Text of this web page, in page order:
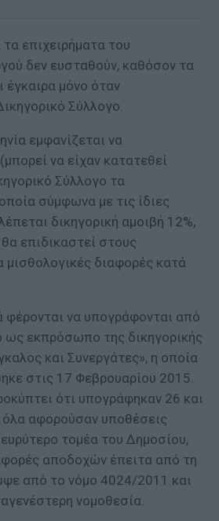
επιχειρήματα του
δεν ευσταθούν, καθόσον τα
έγκαιρα μόνο όταν
Σύλλογο.
εμφανίζεται να
να είχαν κατατεθεί
Σύλλογο τα
σύμφωνα με τις ίδιες
δικηγορική αμοιβή 12%,
επιδικαστεί στους
μισθολογικές διαφορές κατά
να υπογράφονται από
ως εκπρόσωπο της δικηγορικής
και Συνεργάτες», η οποία
στις 17 Φεβρουαρίου 2015.
ότι υπογράφηκαν 26 και
όλα αφορούσαν υποθέσεις
τομέα του Δημοσίου,
αποδοχών έπειτα από τη
από το νόμο 4024/2011 και
νομοθεσία.